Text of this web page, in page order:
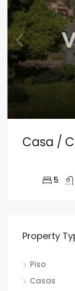
5
Property
Piso
Casas